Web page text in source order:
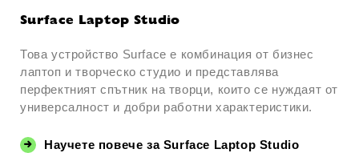
Surface Laptop Studio
Това устройство Surface е комбинация от бизнес
лаптоп и творческо студио и представлява
перфектният спътник на творци, които се нуждаят от
универсалност и добри работни характеристики.
Научете повече за Surface Laptop Studio